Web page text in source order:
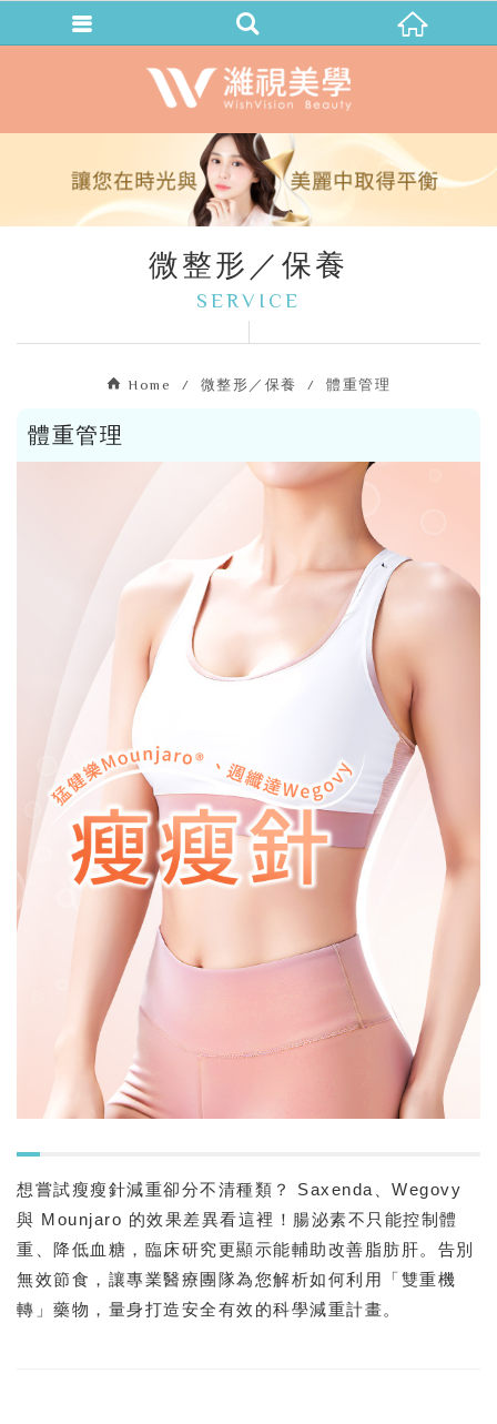
微整形／保養
SERVICE
Home 微整形／保養 體重管理
體重管理
想嘗試瘦瘦針減重卻分不清種類？ Saxenda、Wegovy
與 Mounjaro 的效果差異看這裡！腸泌素不只能控制體
重、降低血糖，臨床研究更顯示能輔助改善脂肪肝。告別
無效節食，讓專業醫療團隊為您解析如何利用「雙重機
轉」藥物，量身打造安全有效的科學減重計畫。